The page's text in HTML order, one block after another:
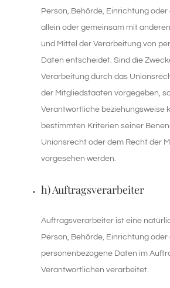
Person, Behörde, Einrichtung
allein oder gemeinsam mit
und Mittel der Verarbeitung von
Daten entscheidet. Sind die
Verarbeitung durch das
der Mitgliedstaaten vorgegeben,
Verantwortliche beziehungsweise
bestimmten Kriterien seiner
Unionsrecht oder dem Recht der
vorgesehen werden.
h) Auftragsverarbeiter
Auftragsverarbeiter ist eine
Person, Behörde, Einrichtung
personenbezogene Daten im
Verantwortlichen verarbeitet.